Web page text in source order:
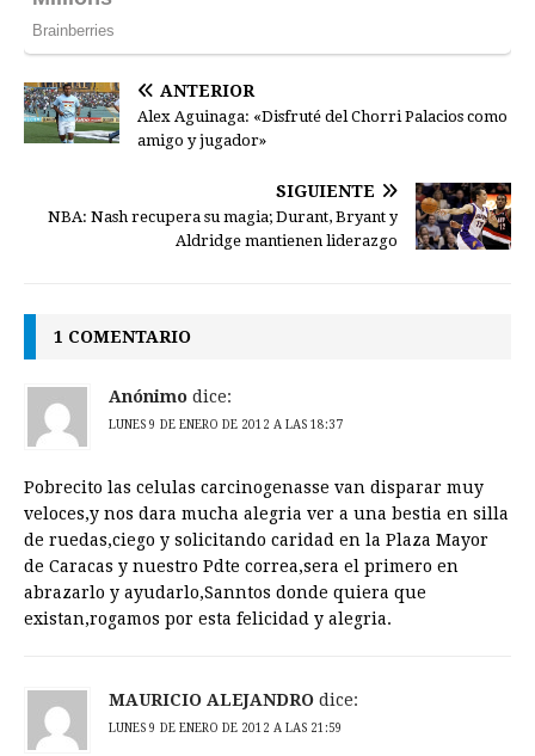
ANTERIOR
Alex Aguinaga: «Disfruté del Chorri Palacios como
amigo y jugador»
SIGUIENTE
NBA: Nash recupera su magia; Durant, Bryant y
Aldridge mantienen liderazgo
1 COMENTARIO
Anónimo dice:
LUNES 9 DE ENERO DE 2012 A LAS 18:37
Pobrecito las celulas carcinogenasse van disparar muy
veloces,y nos dara mucha alegria ver a una bestia en silla
de ruedas,ciego y solicitando caridad en la Plaza Mayor
de Caracas y nuestro Pdte correa,sera el primero en
abrazarlo y ayudarlo,Sanntos donde quiera que
existan,rogamos por esta felicidad y alegria.
MAURICIO ALEJANDRO dice:
LUNES 9 DE ENERO DE 2012 A LAS 21:59